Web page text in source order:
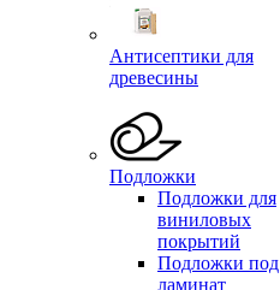
Антисептики для
древесины
Подложки
Подложки для
виниловых
покрытий
Подложки под
ламинат